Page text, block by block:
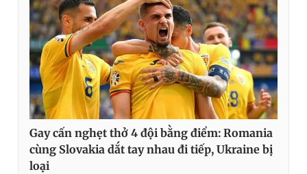
Gay cấn nghẹt thở 4 đội bằng điểm: Romania
cùng Slovakia dắt tay nhau đi tiếp, Ukraine bị
loại